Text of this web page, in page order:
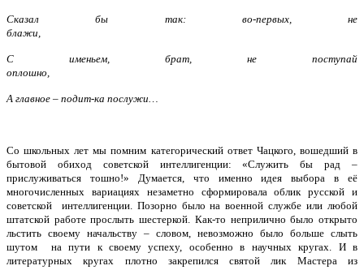
Сказал бы так: во-первых, не
блажи,
С именьем, брат, не поступай
оплошно,
А главное – подит-ка послужи…
Со школьных лет мы помним категорический ответ Чацкого, вошедший в
бытовой обиход советской интеллигенции: «Служить бы рад –
прислуживаться тошно!» Думается, что именно идея выбора в её
многочисленных вариациях незаметно сформировала облик русской и
советской интеллигенции. Позорно было на военной службе или любой
штатской работе прослыть шестеркой. Как-то неприлично было открыто
льстить своему начальству – словом, невозможно было больше слыть
шутом на пути к своему успеху, особенно в научных кругах. И в
литературных кругах плотно закрепился святой лик Мастера из